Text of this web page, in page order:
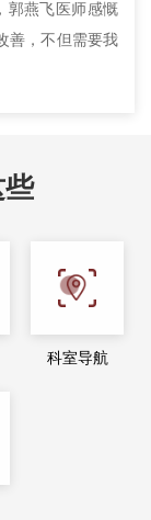
郭燕飞医师感慨
善，不但需要我
科室导航